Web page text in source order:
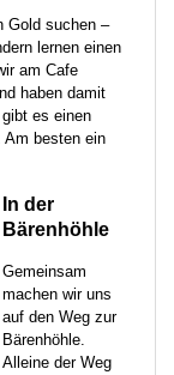
Gold suchen –
lernen einen
am Cafe
haben damit
es einen
Am besten ein
In der
Bärenhöhle
Gemeinsam
machen wir uns
auf den Weg zur
Bärenhöhle.
Alleine der Weg